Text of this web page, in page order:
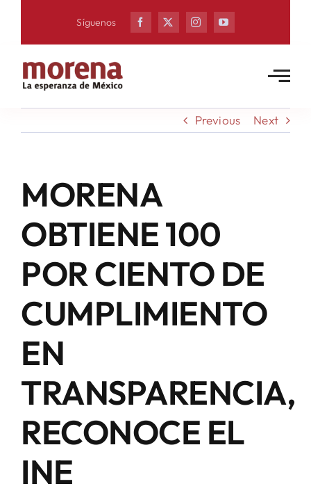
Síguenos
Previous Next
MORENA
OBTIENE 100
POR CIENTO DE
CUMPLIMIENTO
EN
TRANSPARENCIA,
RECONOCE EL
INE